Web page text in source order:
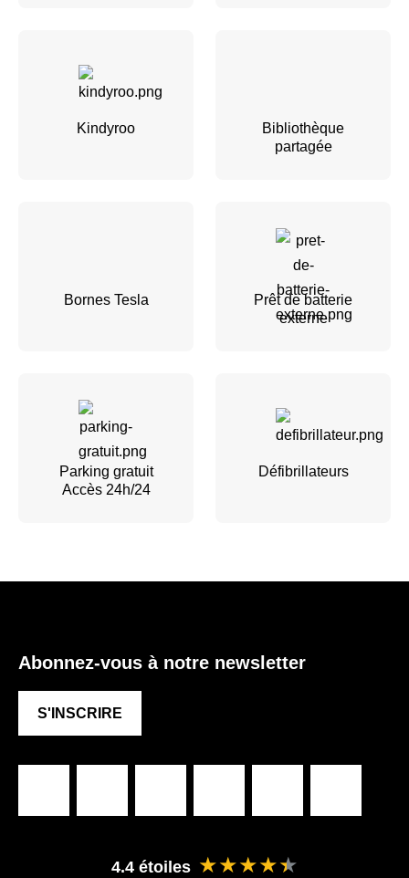
Kindyroo
Bibliothèque
partagée
Bornes Tesla
Prêt de batterie
externe
Parking gratuit
Accès 24h/24
Défibrillateurs
4.4 étoiles ★★★★★
Abonnez-vous à notre newsletter
S'INSCRIRE